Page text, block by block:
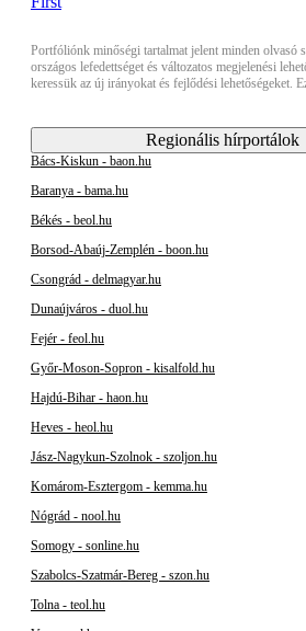
Portfóliónk minőségi tartalmat jelent minden olvasó
országos lefedettséget és változatos megjelenési
keressük az új irányokat és fejlődési lehetőségeket.
Regionális hírportálok
Bács-Kiskun - baon.hu
Baranya - bama.hu
Békés - beol.hu
Borsod-Abaúj-Zemplén - boon.hu
Csongrád - delmagyar.hu
Dunaújváros - duol.hu
Fejér - feol.hu
Győr-Moson-Sopron - kisalfold.hu
Hajdú-Bihar - haon.hu
Heves - heol.hu
Jász-Nagykun-Szolnok - szoljon.hu
Komárom-Esztergom - kemma.hu
Nógrád - nool.hu
Somogy - sonline.hu
Szabolcs-Szatmár-Bereg - szon.hu
Tolna - teol.hu